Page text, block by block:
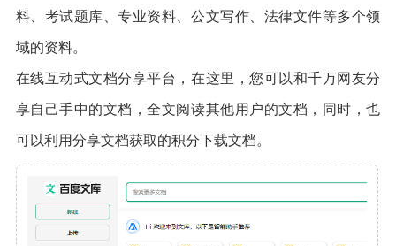
料、考试题库、专业资料、公文写作、法律文件等多个领
域的资料。
在线互动式文档分享平台，在这里，您可以和千万网友分
享自己手中的文档，全文阅读其他用户的文档，同时，也
可以利用分享文档获取的积分下载文档。